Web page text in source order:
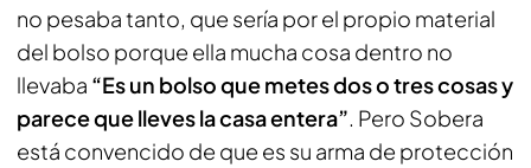
no pesaba tanto, que sería por el propio material
del bolso porque ella mucha cosa dentro no
llevaba “Es un bolso que metes dos o tres cosas y
parece que lleves la casa entera”. Pero Sobera
está convencido de que es su arma de protección